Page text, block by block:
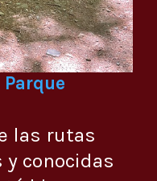
las rutas
conocidas